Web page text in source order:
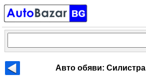
Авто обяви: Силистра